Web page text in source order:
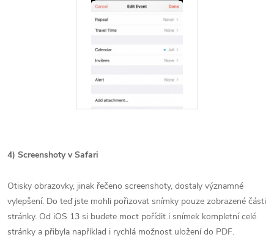
4) Screenshoty v Safari
Otisky obrazovky, jinak řečeno screenshoty, dostaly významné
vylepšení. Do teď jste mohli pořizovat snímky pouze zobrazené části
stránky. Od iOS 13 si budete moct pořídit i snímek kompletní celé
stránky a přibyla například i rychlá možnost uložení do PDF.